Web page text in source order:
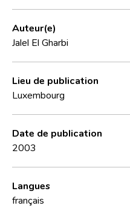
Auteur(e)
Jalel El Gharbi
Lieu de publication
Luxembourg
Date de publication
2003
Langues
français